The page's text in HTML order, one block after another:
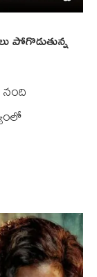
పోగొడుతున్న